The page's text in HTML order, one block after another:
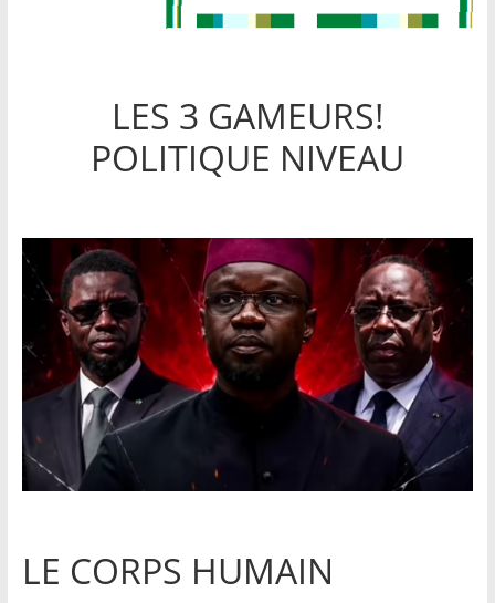
LES 3 GAMEURS!
POLITIQUE NIVEAU
LE CORPS HUMAIN